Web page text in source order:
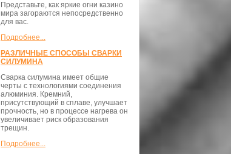
Представьте, как яркие огни казино
мира загораются непосредственно
для вас.
Подробнее...
РАЗЛИЧНЫЕ СПОСОБЫ СВАРКИ
СИЛУМИНА
Сварка силумина имеет общие
черты с технологиями соединения
алюминия. Кремний,
присутствующий в сплаве, улучшает
прочность, но в процессе нагрева он
увеличивает риск образования
трещин.
Подробнее...